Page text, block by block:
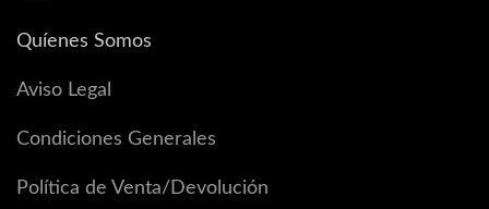
Quíenes Somos
Aviso Legal
Condiciones Generales
Política de Venta/Devolución